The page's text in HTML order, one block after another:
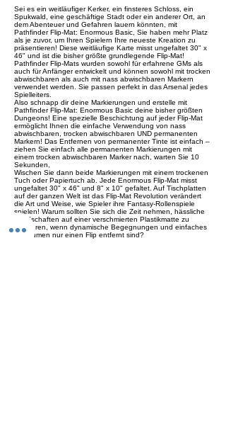
Sei es ein weitläufiger Kerker, ein finsteres Schloss, ein
Spukwald, eine geschäftige Stadt oder ein anderer Ort, an
dem Abenteuer und Gefahren lauern könnten, mit
Pathfinder Flip-Mat: Enormous Basic, Sie haben mehr Platz
als je zuvor, um Ihren Spielern Ihre neueste Kreation zu
präsentieren! Diese weitläufige Karte misst ungefaltet 30" x
46" und ist die bisher größte grundlegende Flip-Mat!
Pathfinder Flip-Mats wurden sowohl für erfahrene GMs als
auch für Anfänger entwickelt und können sowohl mit trocken
abwischbaren als auch mit nass abwischbaren Markern
verwendet werden. Sie passen perfekt in das Arsenal jedes
Spielleiters.
Also schnapp dir deine Markierungen und erstelle mit
Pathfinder Flip-Mat: Enormous Basic deine bisher größten
Dungeons! Eine spezielle Beschichtung auf jeder Flip-Mat
ermöglicht Ihnen die einfache Verwendung von nass
abwischbaren, trocken abwischbaren UND permanenten
Markern! Das Entfernen von permanenter Tinte ist einfach –
ziehen Sie einfach alle permanenten Markierungen mit
einem trocken abwischbaren Marker nach, warten Sie 10
Sekunden,
Wischen Sie dann beide Markierungen mit einem trockenen
Tuch oder Papiertuch ab. Jede Enormous Flip-Mat misst
ungefaltet 30" x 46" und 8" x 10" gefaltet. Auf Tischplatten
auf der ganzen Welt ist das Flip-Mat Revolution verändert
die Art und Weise, wie Spieler ihre Fantasy-Rollenspiele
spielen! Warum sollten Sie sich die Zeit nehmen, hässliche
Landschaften auf einer verschmierten Plastikmatte zu
skizzieren, wenn dynamische Begegnungen und einfaches
Aufräumen nur einen Flip entfernt sind?